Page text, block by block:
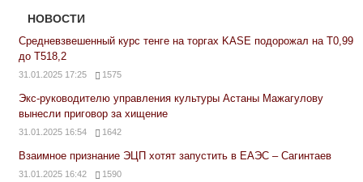
НОВОСТИ
Средневзвешенный курс тенге на торгах KASE подорожал на Т0,99
до Т518,2
31.01.2025 17:25 1575
Экс-руководителю управления культуры Астаны Мажагулову
вынесли приговор за хищение
31.01.2025 16:54 1642
Взаимное признание ЭЦП хотят запустить в ЕАЭС – Сагинтаев
31.01.2025 16:42 1590